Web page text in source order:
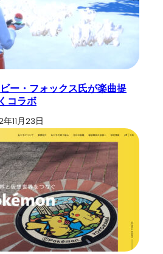
ビー・フォックス氏が楽曲提
コラボ
11月23日